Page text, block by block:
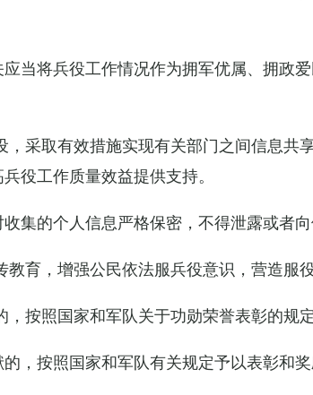
当将兵役工作情况作为拥军优属、拥政
采取有效措施实现有关部门之间信息共
役工作质量效益提供支持。
集的个人信息严格保密，不得泄露或者向
育，增强公民依法服兵役意识，营造服
按照国家和军队关于功勋荣誉表彰的规定
，按照国家和军队有关规定予以表彰和奖